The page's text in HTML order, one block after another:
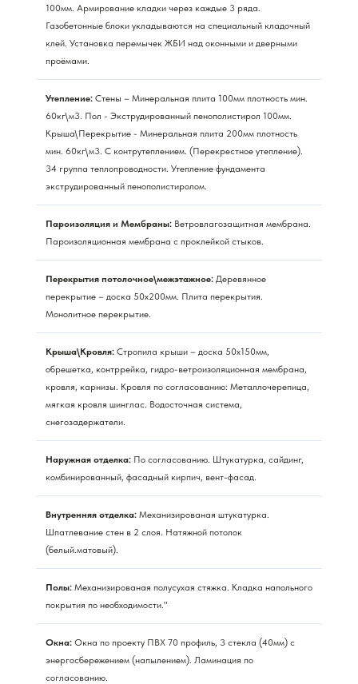
100мм. Армирование кладки через каждые 3 ряда.
Газобетонные блоки укладываются на специальный кладочный
клей. Установка перемычек ЖБИ над оконными и дверными
проёмами.
Утепление: Стены – Минеральная плита 100мм плотность мин.
60кг\м3. Пол - Экструдированный пенополистирол 100мм.
Крыша\Перекрытие - Минеральная плита 200мм плотность
мин. 60кг\м3. С контрутеплением. (Перекрестное утепление).
34 группа теплопроводности. Утепление фундамента
экструдированный пенополистиролом.
Пароизоляция и Мембраны: Ветровлагозащитная мембрана.
Пароизоляционная мембрана с проклейкой стыков.
Перекрытия потолочное\межэтажное: Деревянное
перекрытие – доска 50х200мм. Плита перекрытия.
Монолитное перекрытие.
Крыша\Кровля: Стропила крыши – доска 50х150мм,
обрешетка, контррейка, гидро-ветроизоляционная мембрана,
кровля, карнизы. Кровля по согласованию: Металлочерепица,
мягкая кровля шинглас. Водосточная система,
снегозадержатели.
Наружная отделка: По согласованию. Штукатурка, сайдинг,
комбинированный, фасадный кирпич, вент-фасад.
Внутренняя отделка: Механизированая штукатурка.
Шпатлевание стен в 2 слоя. Натяжной потолок
(белый.матовый).
Полы: Механизированая полусухая стяжка. Кладка напольного
покрытия по необходимости."
Окна: Окна по проекту ПВХ 70 профиль, 3 стекла (40мм) с
энергосбережением (напылением). Ламинация по
согласованию.